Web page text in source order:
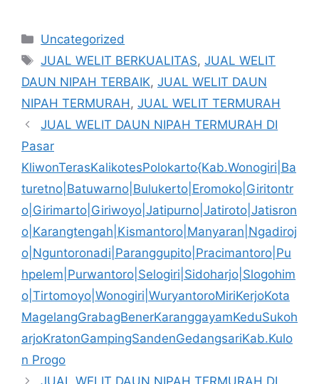
Kategori
Uncategorized
Tag
JUAL WELIT BERKUALITAS,JUAL WELIT
DAUN NIPAH TERBAIK, JUAL WELIT DAUN
NIPAH TERMURAH, JUAL WELIT TERMURAH
JUAL WELIT DAUN NIPAH TERMURAH DI
Pasar
KliwonTerasKalikotesPolokarto{Kab.Wonogiri|Ba
turetno|Batuwarno|Bulukerto|Eromoko|Giritontr
o|Girimarto|Giriwoyo|Jatipurno|Jatiroto|Jatisron
o|Karangtengah|Kismantoro|Manyaran|Ngadiroj
o|Nguntoronadi|Paranggupito|Pracimantoro|Pu
hpelem|Purwantoro|Selogiri|Sidoharjo|Slogohim
o|Tirtomoyo|Wonogiri|WuryantoroMiriKerjoKota
MagelangGrabagBenerKaranggayamKeduSukoh
arjoKratonGampingSandenGedangsariKab.Kulo
n Progo